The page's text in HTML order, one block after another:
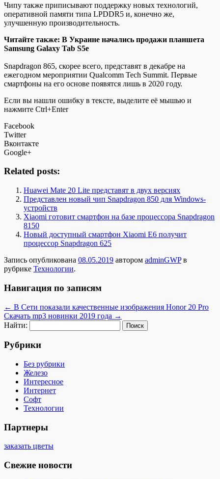
Чипу также приписывают поддержку новых технологий,
оперативной памяти типа LPDDR5 и, конечно же,
улучшенную производительность.
Читайте также: В Украине начались продажи планшета
Samsung Galaxy Tab S5e
Snapdragon 865, скорее всего, представят в декабре на
ежегодном мероприятии Qualcomm Tech Summit. Первые
смартфоны на его основе появятся лишь в 2020 году.
Если вы нашли ошибку в тексте, выделите её мышью и
нажмите Ctrl+Enter
Facebook
Twitter
Вконтакте
Google+
Related posts:
Huawei Mate 20 Lite представят в двух версиях
Представлен новый чип Snapdragon 850 для Windows-
устройств
Xiaomi готовит смартфон на базе процессора Snapdragon
8150
Новый доступный смартфон Xiaomi E6 получит
процессор Snapdragon 625
Запись опубликована 08.05.2019 автором adminGWPв
рубрике Технологии.
Навигация по записям
← В Сети показали качественные изображения Honor 20 Pro
Скачать mp3 новинки 2019 года →
Найти:
Рубрики
Без рубрики
Железо
Интересное
Интернет
Софт
Технологии
Партнеры
заказать цветы
Свежие новости